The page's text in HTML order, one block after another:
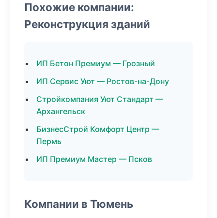
Похожие компании:
Реконструкция зданий
ИП Бетон Премиум — Грозный
ИП Сервис Уют — Ростов-на-Дону
Стройкомпания Уют Стандарт —
Архангельск
БизнесСтрой Комфорт Центр —
Пермь
ИП Премиум Мастер — Псков
Компании в Тюмень